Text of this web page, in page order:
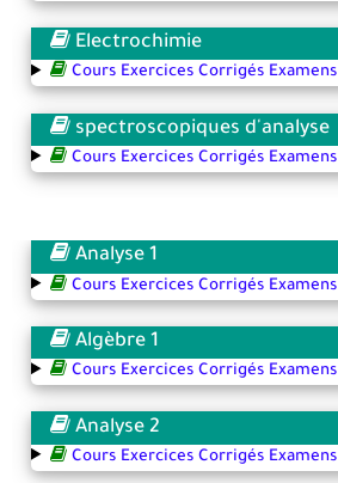
Electrochimie
Cours Exercices Corrigés Examens
spectroscopiques d'analyse
Cours Exercices Corrigés Examens
Analyse 1
Cours Exercices Corrigés Examens
Algèbre 1
Cours Exercices Corrigés Examens
Analyse 2
Cours Exercices Corrigés Examens